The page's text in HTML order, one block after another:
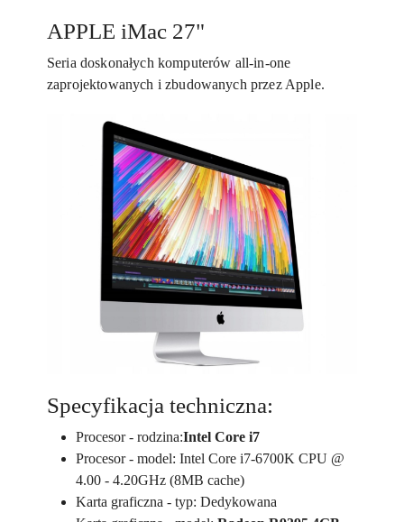
APPLE iMac 27"
Seria doskonałych komputerów all-in-one
zaprojektowanych i zbudowanych przez Apple.
Specyfikacja techniczna:
Procesor - rodzina:Intel Core i7
Procesor - model: Intel Core i7-6700K CPU @
4.00 - 4.20GHz (8MB cache)
Karta graficzna - typ: Dedykowana